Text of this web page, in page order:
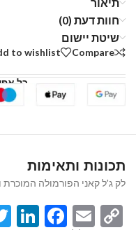
חוות דעת (0)
שיטת יישום
Compare
to wishlist
כל
תכונות ותאימות
לק ג'ל קאני הפורמולה המוכרת והאהובה
Copy
Email